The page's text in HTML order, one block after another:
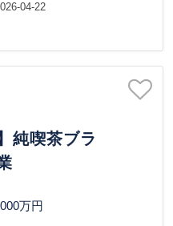
04-22
純喫茶ブラ
万円